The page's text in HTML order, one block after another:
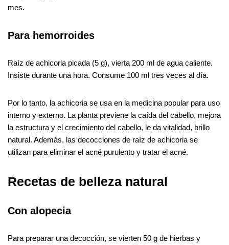
mes.
Para hemorroides
Raíz de achicoria picada (5 g), vierta 200 ml de agua caliente.
Insiste durante una hora. Consume 100 ml tres veces al día.
Por lo tanto, la achicoria se usa en la medicina popular para uso
interno y externo. La planta previene la caída del cabello, mejora
la estructura y el crecimiento del cabello, le da vitalidad, brillo
natural. Además, las decocciones de raíz de achicoria se
utilizan para eliminar el acné purulento y tratar el acné.
Recetas de belleza natural
Con alopecia
Para preparar una decocción, se vierten 50 g de hierbas y